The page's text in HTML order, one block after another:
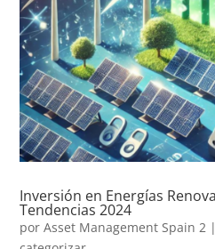
Inversión en Energías
Tendencias 2024
porAsset Management Spain 2